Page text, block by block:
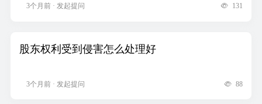
3个月前 · 发起提问 131
股东权利受到侵害怎么处理好
3个月前 · 发起提问 88